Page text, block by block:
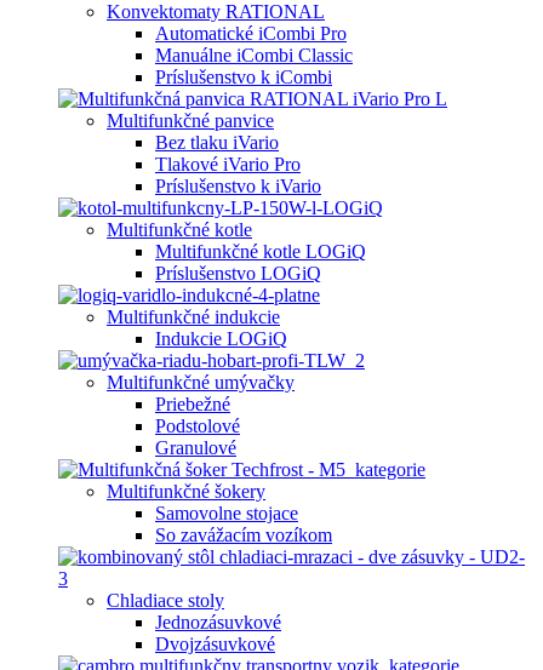
Konvektomaty RATIONAL
Automatické iCombi Pro
Manuálne iCombi Classic
Príslušenstvo k iCombi
Multifunkčné panvice
Bez tlaku iVario
Tlakové iVario Pro
Príslušenstvo k iVario
Multifunkčné kotle
Multifunkčné kotle LOGiQ
Príslušenstvo LOGiQ
Multifunkčné indukcie
Indukcie LOGiQ
Multifunkčné umývačky
Priebežné
Podstolové
Granulové
Multifunkčné šokery
Samovolne stojace
So zavážacím vozíkom
Chladiace stoly
Jednozásuvkové
Dvojzásuvkové